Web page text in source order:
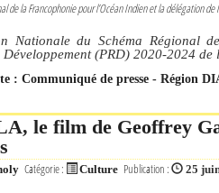
de la Francophonie pour l’Océan Indien et la délégation
Nationale du Schéma Régional
Développement (PRD) 2020-2024 de
: Communiqué de presse - Région
le film de Geoffrey
Catégorie : Culture Publication : 25